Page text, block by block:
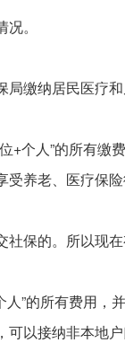
。
缴纳居民医疗
+个人”的所有
受养老、医疗保
社保的。所以现
”的所有费用
以接纳非本地